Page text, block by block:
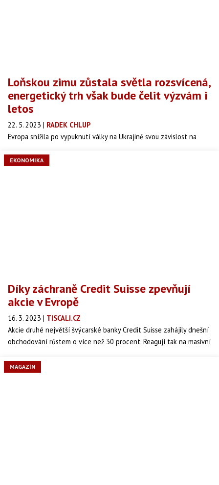
Loňskou zimu zůstala světla rozsvícená,
energetický trh však bude čelit výzvám i
letos
22. 5. 2023 | RADEK CHLUP
Evropa snížila po vypuknutí války na Ukrajině svou závislost na
stále pouze o jednu výhru, vyplynulo z prohlášení šéfa
EKONOMIKA
Díky záchraně Credit Suisse zpevňují
akcie v Evropě
16. 3. 2023 | TISCALI.CZ
Akcie druhé největší švýcarské banky Credit Suisse zahájily dnešní
obchodování růstem o více než 30 procent. Reagují tak na masivní
centrální banky. Díky tomu zpevňují i velké akciové burzy v Evropě.
MAGAZÍN